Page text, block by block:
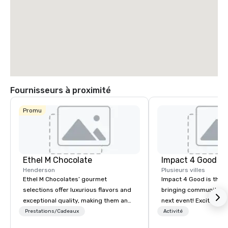
Fournisseurs à proximité
Promu
Ethel M Chocolate
Henderson
Ethel M Chocolates’ gourmet
selections offer luxurious flavors and
exceptional quality, making them an
ideal choice for special occasions,
Prestations/Cadeaux
Impact 4 Good
Plusieurs villes
Impact 4 Good is the
bringing community
next event! Exciting
team building
Activité